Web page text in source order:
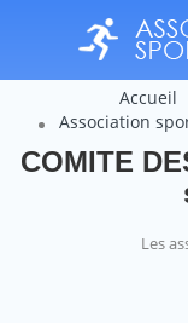
Accueil
Association
COMITE
Les